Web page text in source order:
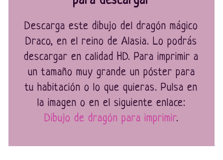
Descarga este dibujo del dragón mágico
Draco, en el reino de Alasia. Lo podrás
descargar en calidad HD. Para imprimir a
un tamaño muy grande un póster para
tu habitación o lo que quieras. Pulsa en
la imagen o en el siguiente enlace:
Dibujo de dragón para imprimir.